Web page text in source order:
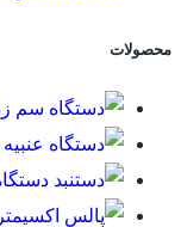
محصولات